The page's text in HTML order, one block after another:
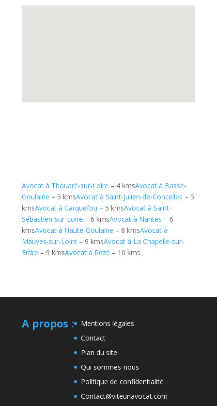
Avocat à Thouaré-sur-Loire – 4 kmsAvocat à Basse-
Goulaine – 5 kmsAvocat à Saint-Julien-de-Concelles – 5
kmsAvocat à Carquefou – 5 kmsAvocat à Saint-
Sébastien-sur-Loire – 6 kmsAvocat à Nantes – 6
kmsAvocat à Haute-Goulaine – 8 kmsAvocat à
Mauves-sur-Loire – 9 kmsAvocat à La Chapelle-sur-
Erdre – 9 kmsAvocat à Rezé – 10 kms
A propos :
Mentions légales
Contact
Plan du site
Qui sommes-nous
Politique de confidentialité
Contact@viteunavocat.com